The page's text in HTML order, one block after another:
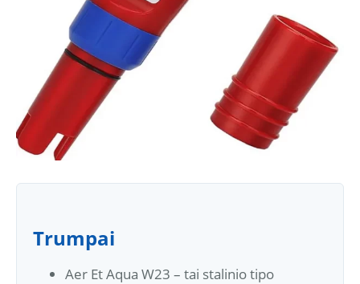
Trumpai
Aer Et Aqua W23 – tai stalinio tipo